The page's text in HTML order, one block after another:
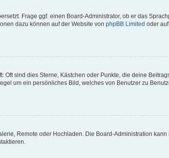
Frage ggf. einen Board-Administrator, ob er das
dazu können auf der Website von phpBB Limited oder auf
sind dies Sterne, Kästchen oder Punkte, die deine
um ein persönliches Bild, welches von Benutzer zu
Remote oder Hochladen. Die Board-Administration kann